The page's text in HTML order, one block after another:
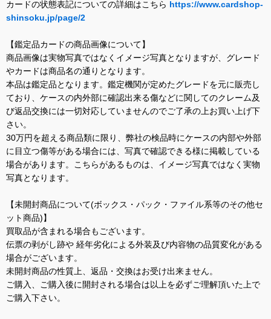
カードの状態表記についての詳細はこちら https://www.cardshop-
shinsoku.jp/page/2
【鑑定品カードの商品画像について】
商品画像は実物写真ではなくイメージ写真となりますが、グレード
やカードは商品名の通りとなります。
本品は鑑定品となります。鑑定機関が定めたグレードを元に販売し
ており、ケースの内外部に確認出来る傷などに関してのクレーム及
び返品交換には一切対応していませんのでご了承の上お買い上げ下
さい。
30万円を超える商品類に限り、弊社の検品時にケースの内部や外部
に目立つ傷等がある場合には、写真で確認できる様に掲載している
場合があります。こちらがあるものは、イメージ写真ではなく実物
写真となります。
【未開封商品について(ボックス・パック・ファイル系等のその他セ
ット商品)】
買取品が含まれる場合もございます。
伝票の剥がし跡や 経年劣化による外装及び内容物の品質変化がある
場合がございます。
未開封商品の性質上、返品・交換はお受け出来ません。
ご購入、ご購入後に開封される場合は以上を必ずご理解頂いた上で
ご購入下さい。